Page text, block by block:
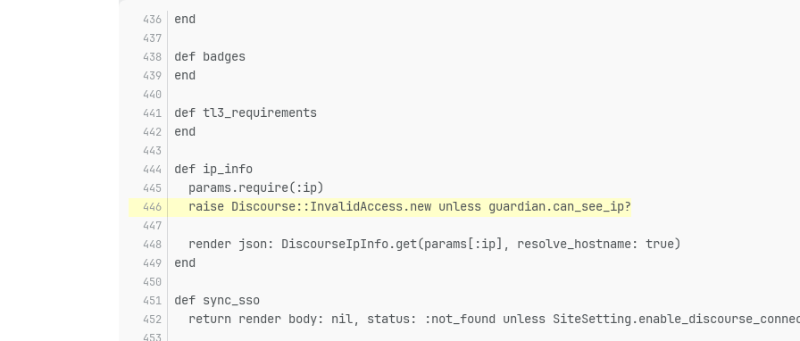
end
def badges
end
def tl3_requirements
end
def ip_info
  params.require(:ip)
  raise Discourse::InvalidAccess.new unless guardian.can_see_ip?
  render json: DiscourseIpInfo.get(params[:ip], resolve_hostname: true)
end
def sync_sso
return render body: nil, status: :not_found unless